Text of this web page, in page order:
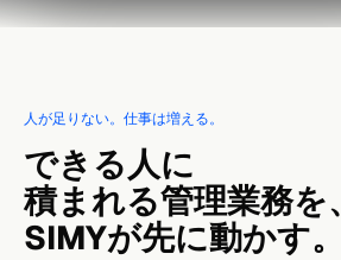
人が足りない。仕事は増える。
できる人に
積まれる管理業務を、
SIMYが先に動かす。